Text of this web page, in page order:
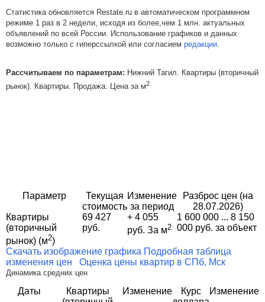
Статистика обновляется Restate.ru в автоматическом программном
режиме 1 раз в 2 недели, исходя из более,чем 1 млн. актуальных
объявлений по всей России. Использование графиков и данных
возможно только с гиперссылкой или согласием редакции.
Рассчитываем по параметрам: Нижний Тагил. Квартиры (вторичный
рынок). Квартиры. Продажа. Цена за м2
Параметр
Текущая
стоимость
Изменение
за период
Разброс цен (на
28.07.2026)
Квартиры
(вторичный
рынок) (м2)
69 427
руб.
+ 4 055
руб. За м2
1 600 000 ... 8 150
000 руб. за объект
Скачать изображение графика Подробная таблица
изменения цен
Оценка цены квартир в СПб, Мск
Динамика средних цен
Даты
Квартиры
Изменение
Курс
Изменение